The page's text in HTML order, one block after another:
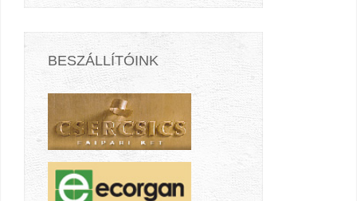
BESZÁLLÍTÓINK